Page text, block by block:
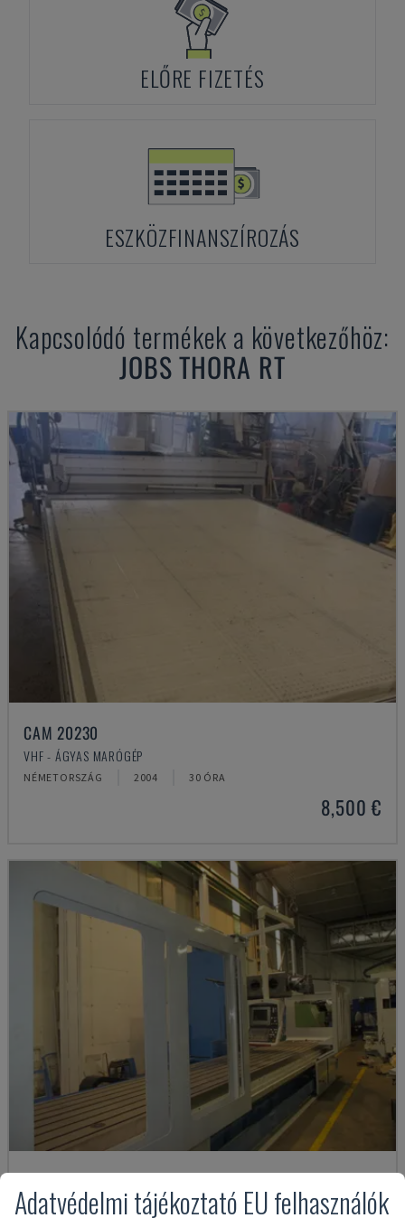
ELŐRE FIZETÉS
ESZKÖZFINANSZÍROZÁS
Kapcsolódó termékek a következőhöz:
JOBSTHORA RT
CAM 20230
VHF - ÁGYAS MARÓGÉP
NÉMETORSZÁG 2004 30 ÓRA
8,500 €
SM 8000
SORALUCE - ÁGYAS MARÓGÉP
Adatvédelmi tájékoztató EU felhasználók